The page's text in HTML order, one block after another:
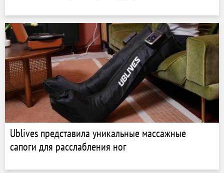
Ublives представила уникальные массажные
сапоги для расслабления ног